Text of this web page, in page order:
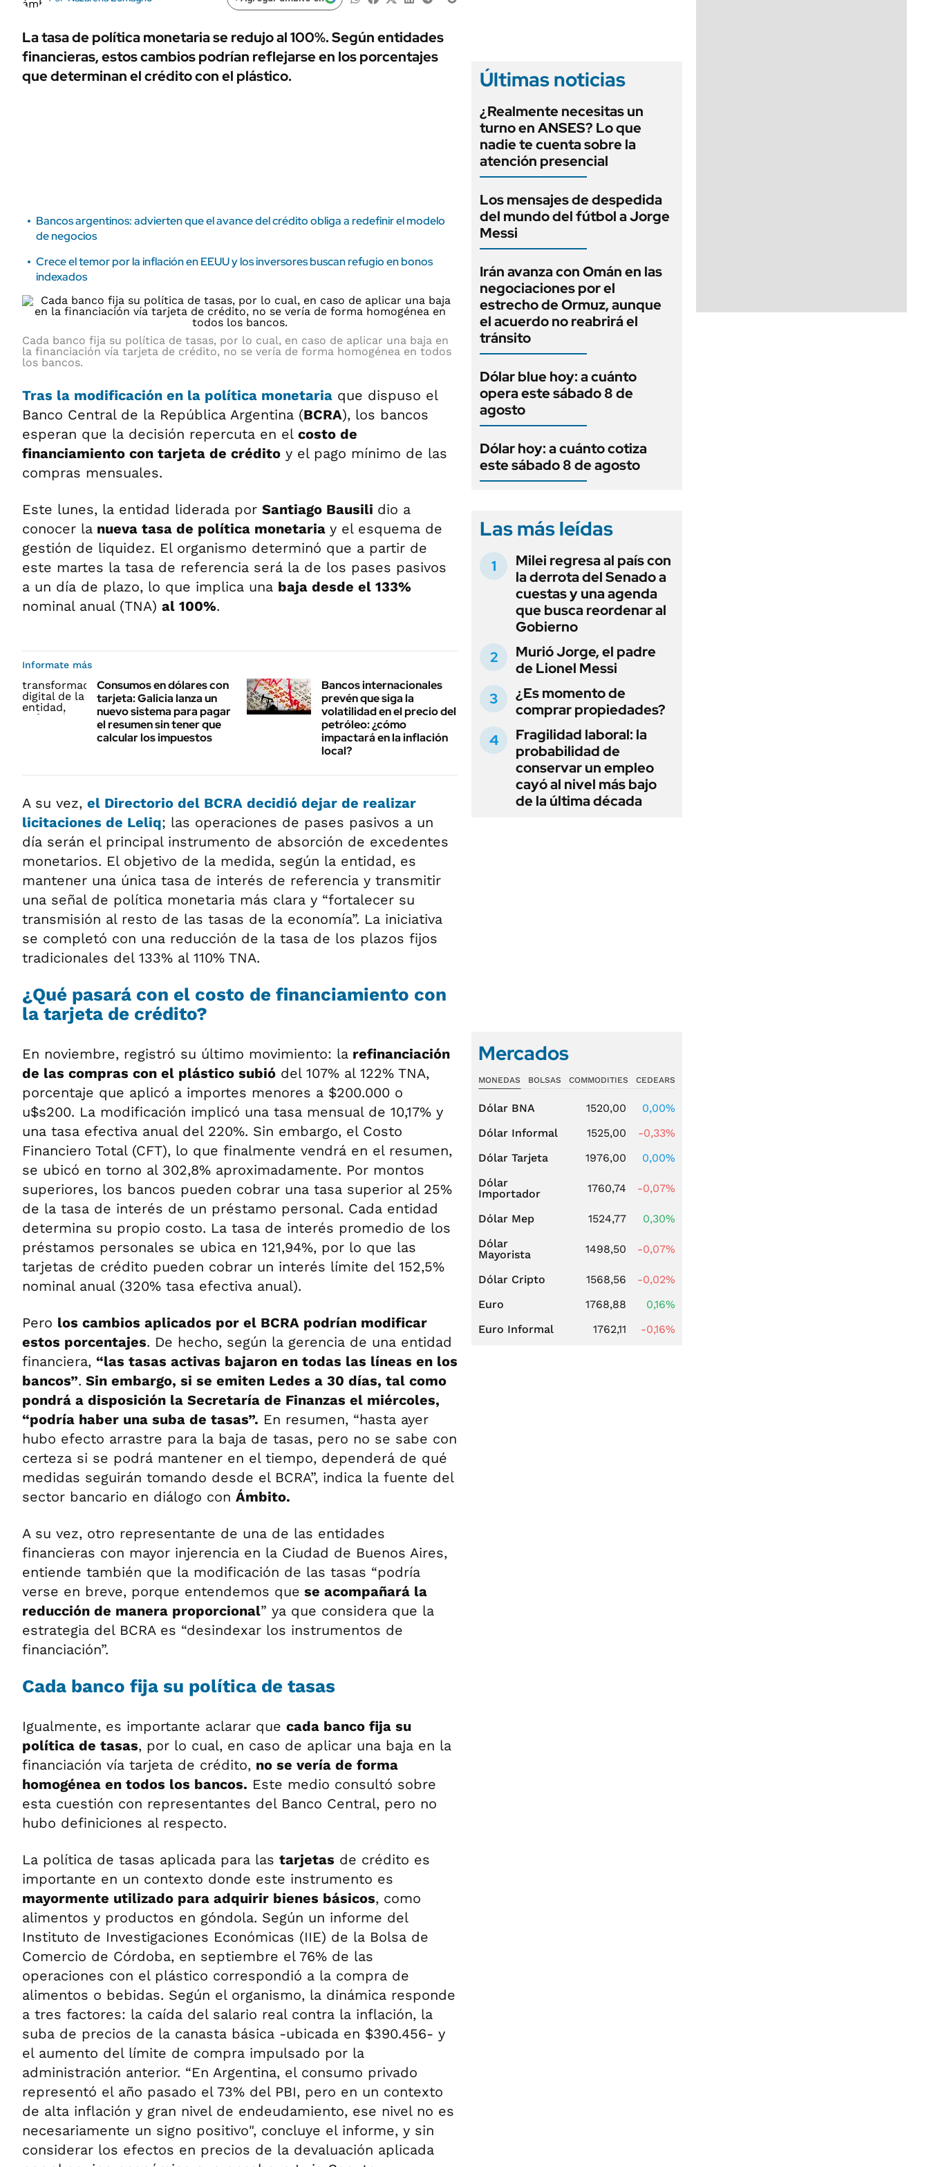
ÁMBITO DEBATE
URUGUAY
AUTOS
La tasa de política monetaria se redujo al 100%. Según entidades
financieras, estos cambios podrían reflejarse en los porcentajes
que determinan el crédito con el plástico.
Bancos argentinos: advierten que el avance del crédito obliga a redefinir el modelo
de negocios
Crece el temor por la inflación en EEUU y los inversores buscan refugio en bonos
indexados
Cada banco fija su política de tasas, por lo cual, en caso de aplicar una baja en
la financiación vía tarjeta de crédito, no se vería de forma homogénea en todos
los bancos.
Tras la modificación en la política monetaria que dispuso el
Banco Central de la República Argentina (BCRA), los bancos
esperan que la decisión repercuta en el costo de
financiamiento con tarjeta de crédito y el pago mínimo de las
compras mensuales.
Este lunes, la entidad liderada por Santiago Bausili dio a
conocer la nueva tasa de política monetaria y el esquema de
gestión de liquidez. El organismo determinó que a partir de
este martes la tasa de referencia será la de los pases pasivos
a un día de plazo, lo que implica una baja desde el 133%
nominal anual (TNA) al 100%.
Informate más
Consumos en dólares con
tarjeta: Galicia lanza un
nuevo sistema para pagar
el resumen sin tener que
calcular los impuestos
Bancos internacionales
prevén que siga la
volatilidad en el precio del
petróleo: ¿cómo
impactará en la inflación
local?
A su vez, el Directorio del BCRA decidió dejar de realizar
licitaciones de Leliq; las operaciones de pases pasivos a un
día serán el principal instrumento de absorción de excedentes
monetarios. El objetivo de la medida, según la entidad, es
mantener una única tasa de interés de referencia y transmitir
una señal de política monetaria más clara y “fortalecer su
transmisión al resto de las tasas de la economía”. La iniciativa
se completó con una reducción de la tasa de los plazos fijos
tradicionales del 133% al 110% TNA.
¿Qué pasará con el costo de financiamiento con
la tarjeta de crédito?
En noviembre, registró su último movimiento: la refinanciación
de las compras con el plástico subió del 107% al 122% TNA,
porcentaje que aplicó a importes menores a $200.000 o
u$s200. La modificación implicó una tasa mensual de 10,17% y
una tasa efectiva anual del 220%. Sin embargo, el Costo
Financiero Total (CFT), lo que finalmente vendrá en el resumen,
se ubicó en torno al 302,8% aproximadamente. Por montos
superiores, los bancos pueden cobrar una tasa superior al 25%
de la tasa de interés de un préstamo personal. Cada entidad
determina su propio costo. La tasa de interés promedio de los
préstamos personales se ubica en 121,94%, por lo que las
tarjetas de crédito pueden cobrar un interés límite del 152,5%
nominal anual (320% tasa efectiva anual).
Pero los cambios aplicados por el BCRA podrían modificar
estos porcentajes. De hecho, según la gerencia de una entidad
financiera, “las tasas activas bajaron en todas las líneas en los
bancos”. Sin embargo, si se emiten Ledes a 30 días, tal como
pondrá a disposición la Secretaría de Finanzas el miércoles,
“podría haber una suba de tasas”. En resumen, “hasta ayer
hubo efecto arrastre para la baja de tasas, pero no se sabe con
certeza si se podrá mantener en el tiempo, dependerá de qué
medidas seguirán tomando desde el BCRA”, indica la fuente del
sector bancario en diálogo con Ámbito.
A su vez, otro representante de una de las entidades
financieras con mayor injerencia en la Ciudad de Buenos Aires,
entiende también que la modificación de las tasas “podría
verse en breve, porque entendemos que se acompañará la
reducción de manera proporcional” ya que considera que la
estrategia del BCRA es “desindexar los instrumentos de
financiación”.
Cada banco fija su política de tasas
Igualmente, es importante aclarar que cada banco fija su
política de tasas, por lo cual, en caso de aplicar una baja en la
financiación vía tarjeta de crédito, no se vería de forma
homogénea en todos los bancos. Este medio consultó sobre
esta cuestión con representantes del Banco Central, pero no
hubo definiciones al respecto.
La política de tasas aplicada para las tarjetas de crédito es
importante en un contexto donde este instrumento es
mayormente utilizado para adquirir bienes básicos, como
alimentos y productos en góndola. Según un informe del
Instituto de Investigaciones Económicas (IIE) de la Bolsa de
Comercio de Córdoba, en septiembre el 76% de las
operaciones con el plástico correspondió a la compra de
alimentos o bebidas. Según el organismo, la dinámica responde
a tres factores: la caída del salario real contra la inflación, la
suba de precios de la canasta básica -ubicada en $390.456- y
el aumento del límite de compra impulsado por la
administración anterior. “En Argentina, el consumo privado
representó el año pasado el 73% del PBI, pero en un contexto
de alta inflación y gran nivel de endeudamiento, ese nivel no es
necesariamente un signo positivo", concluye el informe, y sin
considerar los efectos en precios de la devaluación aplicada
Últimas noticias
¿Realmente necesitas un
turno en ANSES? Lo que
nadie te cuenta sobre la
atención presencial
Los mensajes de despedida
del mundo del fútbol a Jorge
Messi
Irán avanza con Omán en las
negociaciones por el
estrecho de Ormuz, aunque
el acuerdo no reabrirá el
tránsito
Dólar blue hoy: a cuánto
opera este sábado 8 de
agosto
Dólar hoy: a cuánto cotiza
este sábado 8 de agosto
Las más leídas
Milei regresa al país con
la derrota del Senado a
cuestas y una agenda
que busca reordenar al
Gobierno
Murió Jorge, el padre
de Lionel Messi
¿Es momento de
comprar propiedades?
Fragilidad laboral: la
probabilidad de
conservar un empleo
cayó al nivel más bajo
de la última década
Mercados
MONEDAS BOLSAS COMMODITIES CEDEARS
Dólar BNA 1520,00
0,00%
Dólar Informal
1525,00
-0,33%
Dólar Tarjeta
1976,00
0,00%
Dólar
Importador
1760,74 -0,07%
Dólar Mep 1524,77
0,30%
Dólar
Mayorista
1498,50 -0,07%
Dólar Cripto 1568,56
-0,02%
Euro
1768,88
0,16%
Euro Informal
1762,11 -0,16%